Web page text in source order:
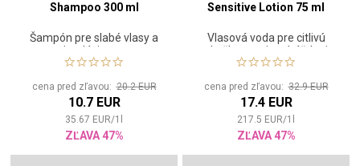
Shampoo 300 ml
Šampón pre slabé vlasy a
stimuláciu rastu
cena pred zľavou:20.2 EUR
10.7 EUR
35.67 EUR/1
ZĽAVA 47%
Sensitive Lotion 75 ml
Vlasová voda pre citlivú
pokožku, proti podráždeniu
cena pred zľavou:32.9 EUR
17.4 EUR
217.5 EUR/1
ZĽAVA 47%